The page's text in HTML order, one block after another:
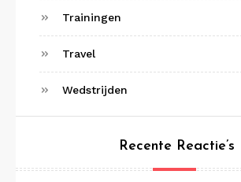
Trainingen
Travel
Wedstrijden
Recente Reactie’s